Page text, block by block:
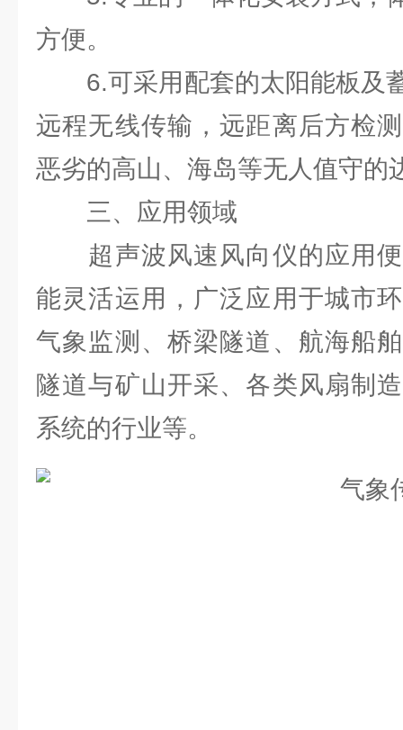
方便。
6.可采用配套的太阳能板及
远程无线传输，远距离后方检
恶劣的高山、海岛等无人值守的
三、应用领域
超声波风速风向仪的应用便
能灵活运用，广泛应用于城市
气象监测、桥梁隧道、航海船
隧道与矿山开采、各类风扇制
系统的行业等。